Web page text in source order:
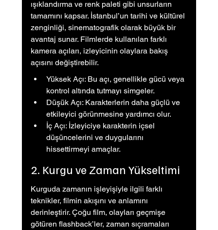
ışıklandırma ve renk paleti gibi unsurların
tamamını kapsar. İstanbul’un tarihi ve kültürel
zenginliği, sinematografik olarak büyük bir
avantaj sunar. Filmlerde kullanılan farklı
kamera açıları, izleyicinin olaylara bakış
açısını değiştirebilir.
Yüksek Açı: Bu açı, genellikle gücü veya
kontrol altında tutmayı simgeler.
Düşük Açı: Karakterlerin daha güçlü ve
etkileyici görünmesine yardımcı olur.
İç Açı: İzleyiciye karakterin içsel
düşüncelerini ve duygularını
hissettirmeyi amaçlar.
2. Kurgu ve Zaman Yükseltimi
Kurguda zamanın işleyişiyle ilgili farklı
teknikler, filmin akışını ve anlamını
derinleştirir. Çoğu film, olayları geçmişe
götüren flashback’ler, zaman sıçramaları